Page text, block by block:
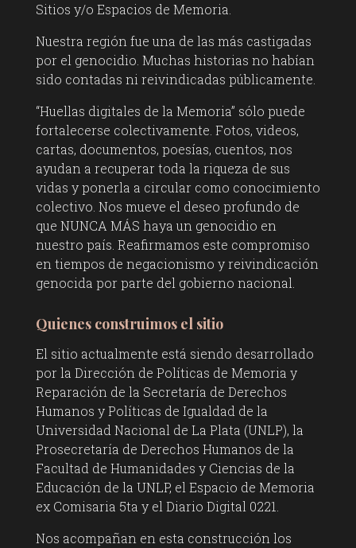
Sitios y/o Espacios de Memoria.
Nuestra región fue una de las más castigadas
por el genocidio. Muchas historias no habían
sido contadas ni reivindicadas públicamente.
“Huellas digitales de la Memoria” sólo puede
fortalecerse colectivamente. Fotos, videos,
cartas, documentos, poesías, cuentos, nos
ayudan a recuperar toda la riqueza de sus
vidas y ponerla a circular como conocimiento
colectivo. Nos mueve el deseo profundo de
que NUNCA MÁS haya un genocidio en
nuestro país. Reafirmamos este compromiso
en tiempos de negacionismo y reivindicación
genocida por parte del gobierno nacional.
Quienes construimos el sitio
El sitio actualmente está siendo desarrollado
por la Dirección de Políticas de Memoria y
Reparación de la Secretaría de Derechos
Humanos y Políticas de Igualdad de la
Universidad Nacional de La Plata (UNLP), la
Prosecretaría de Derechos Humanos de la
Facultad de Humanidades y Ciencias de la
Educación de la UNLP, el Espacio de Memoria
ex Comisaria 5ta y el Diario Digital 0221.
Nos acompañan en esta construcción los